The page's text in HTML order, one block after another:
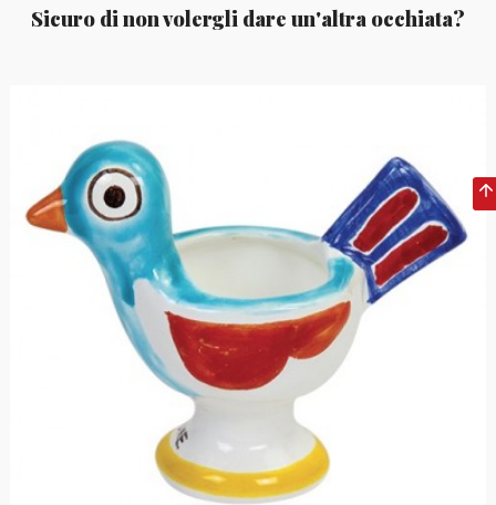
Sicuro di non volergli dare un'altra occhiata?